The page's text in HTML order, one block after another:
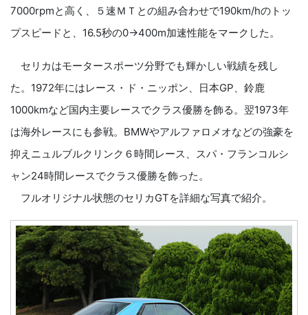
7000rpmと高く、５速ＭＴとの組み合わせで190km/hのトッ
プスピードと、16.5秒の0→400m加速性能をマークした。
セリカはモータースポーツ分野でも輝かしい戦績を残し
た。1972年にはレース・ド・ニッポン、日本GP、鈴鹿
1000kmなど国内主要レースでクラス優勝を飾る。翌1973年
は海外レースにも参戦。BMWやアルファロメオなどの強豪を
抑えニュルブルクリンク６時間レース、スパ・フランコルシ
ャン24時間レースでクラス優勝を飾った。
フルオリジナル状態のセリカGTを詳細な写真で紹介。